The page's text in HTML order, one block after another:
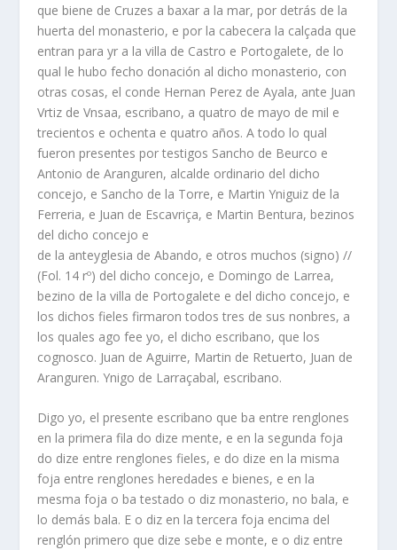
que biene de Cruzes a baxar a la mar, por detrás de la
huerta del monasterio, e por la cabecera la calçada que
entran para yr a la villa de Castro e Portogalete, de lo
qual le hubo fecho donación al dicho monasterio, con
otras cosas, el conde Hernan Perez de Ayala, ante Juan
Vrtiz de Vnsaa, escribano, a quatro de mayo de mil e
trecientos e ochenta e quatro años. A todo lo qual
fueron presentes por testigos Sancho de Beurco e
Antonio de Aranguren, alcalde ordinario del dicho
concejo, e Sancho de la Torre, e Martin Yniguiz de la
Ferreria, e Juan de Escavriça, e Martin Bentura, bezinos
del dicho concejo e
de la anteyglesia de Abando, e otros muchos (signo) //
(Fol. 14 rº) del dicho concejo, e Domingo de Larrea,
bezino de la villa de Portogalete e del dicho concejo, e
los dichos fieles firmaron todos tres de sus nonbres, a
los quales ago fee yo, el dicho escribano, que los
cognosco. Juan de Aguirre, Martin de Retuerto, Juan de
Aranguren. Ynigo de Larraçabal, escribano.
Digo yo, el presente escribano que ba entre renglones
en la primera fila do dize mente, e en la segunda foja
do dize entre renglones fieles, e do dize en la misma
foja entre renglones heredades e bienes, e en la
mesma foja o ba testado o diz monasterio, no bala, e
lo demás bala. E o diz en la tercera foja encima del
renglón primero que dize sebe e monte, e o diz entre